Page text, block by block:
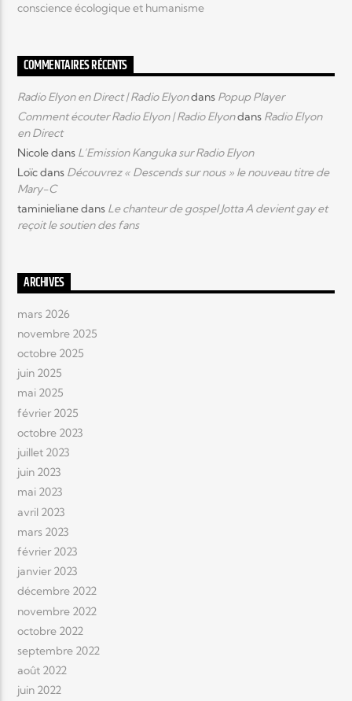
conscience écologique et humanisme
COMMENTAIRES RÉCENTS
Radio Elyon en Direct | Radio Elyondans Popup Player
Comment écouter Radio Elyon | Radio Elyondans Radio Elyon
en Direct
Nicoledans L’Emission Kanguka sur Radio Elyon
Loïcdans Découvrez « Descends sur nous » le nouveau titre de
Mary-C
taminielianedans Le chanteur de gospel Jotta A devient gay et
reçoit le soutien des fans
ARCHIVES
mars 2026
novembre 2025
octobre 2025
juin 2025
mai 2025
février 2025
octobre 2023
juillet 2023
juin 2023
mai 2023
avril 2023
mars 2023
février 2023
janvier 2023
décembre 2022
novembre 2022
octobre 2022
septembre 2022
août 2022
juin 2022